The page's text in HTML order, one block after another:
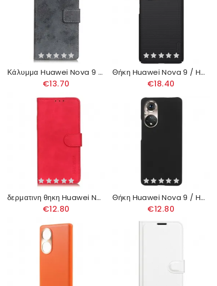
Κάλυμμα Huawei Nova 9 / Honor 50 Vintage Δερμάτινο Εφέ
€13.70
Θήκη Huawei Nova 9 / Honor 50 Hard Frost Nillkin
€18.40
δερματινη θηκη Huawei Nova 9 / Honor 50 Khazneh Vintage Leather Effect
€12.80
Θήκη Huawei Nova 9 / Honor 50 Άκαμπτο Κλασικό
€12.80